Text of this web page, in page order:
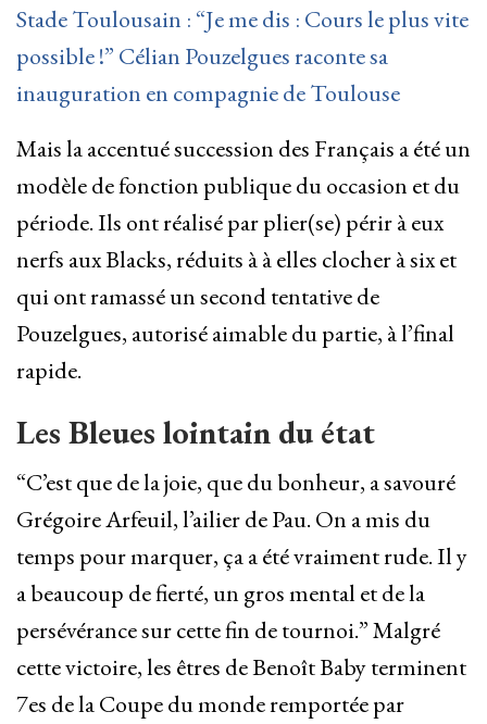
Stade Toulousain : “Je me dis : Cours le plus vite
possible !” Célian Pouzelgues raconte sa
inauguration en compagnie de Toulouse
Mais la accentué succession des Français a été un
modèle de fonction publique du occasion et du
période. Ils ont réalisé par plier(se) périr à eux
nerfs aux Blacks, réduits à à elles clocher à six et
qui ont ramassé un second tentative de
Pouzelgues, autorisé aimable du partie, à l’final
rapide.
Les Bleues lointain du état
“C’est que de la joie, que du bonheur, a savouré
Grégoire Arfeuil, l’ailier de Pau. On a mis du
temps pour marquer, ça a été vraiment rude. Il y
a beaucoup de fierté, un gros mental et de la
persévérance sur cette fin de tournoi.” Malgré
cette victoire, les êtres de Benoît Baby terminent
7es de la Coupe du monde remportée par